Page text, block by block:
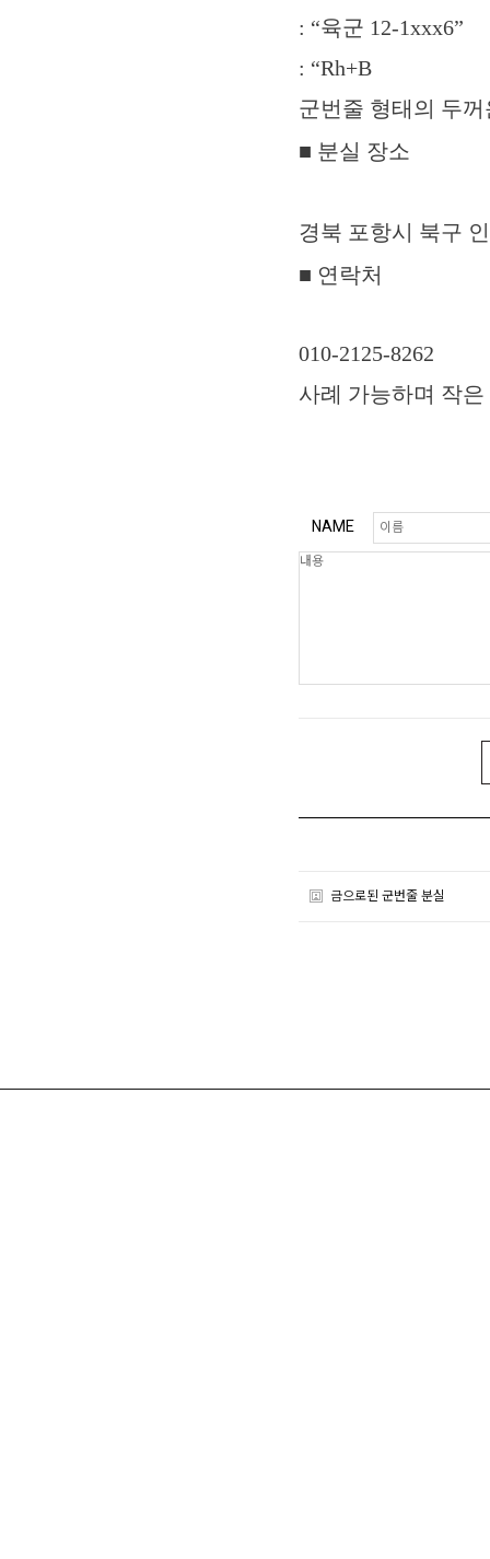
: “육군 12-1xxx6”
: “Rh+B
군번줄 형태의 두꺼
■ 분실 장소
경북 포항시 북구
■ 연락처
010-2125-8262
사례 가능하며 작
NAME
금으로된 군번줄 분실